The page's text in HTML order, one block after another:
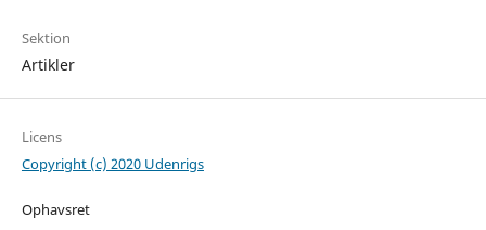
Sektion
Artikler
Licens
Copyright (c) 2020 Udenrigs
Ophavsret